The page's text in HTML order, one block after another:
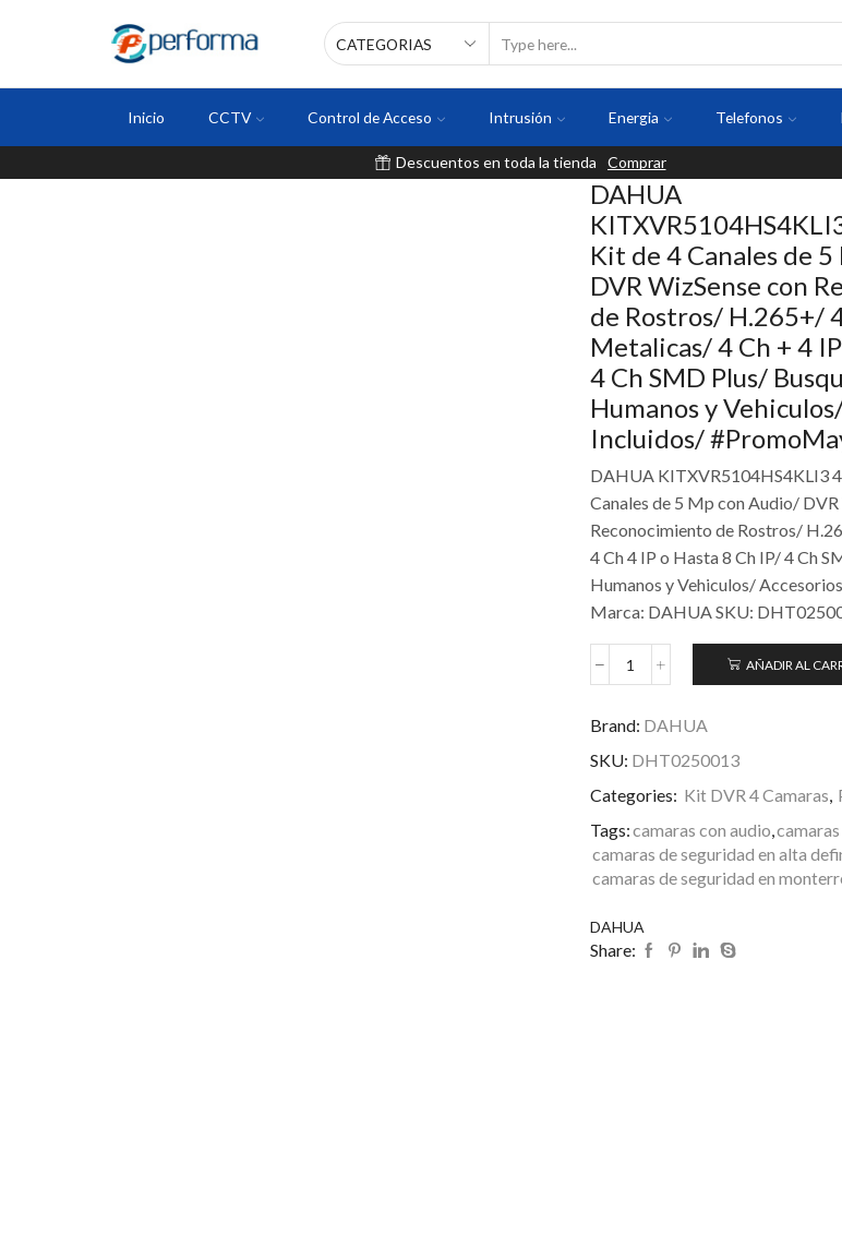
Inicio CCTV Control de Acceso Intrusión Energia Telefonos
Descuentos en toda la tienda Comprar
DAHUA
Kit de 4 Canales de
DVR WizSense con
de Rostros/ H.265+/
Metalicas/ 4 Ch + 4
4 Ch SMD Plus/
Humanos y
Incluidos/
DAHUA KITXVR5104HS4KLI3
Canales de 5 Mp con Audio/ DVR
Reconocimiento de Rostros/
4 Ch 4 IP o Hasta 8 Ch IP/ 4 Ch
Humanos y Vehiculos/
Marca: DAHUA SKU:
AÑADIR AL
Brand: DAHUA
SKU: DHT0250013
Categories: Kit DVR 4 Camaras,
Tags:camaras con audio,
camaras de seguridad en alta
camaras de seguridad en
DAHUA
Share: